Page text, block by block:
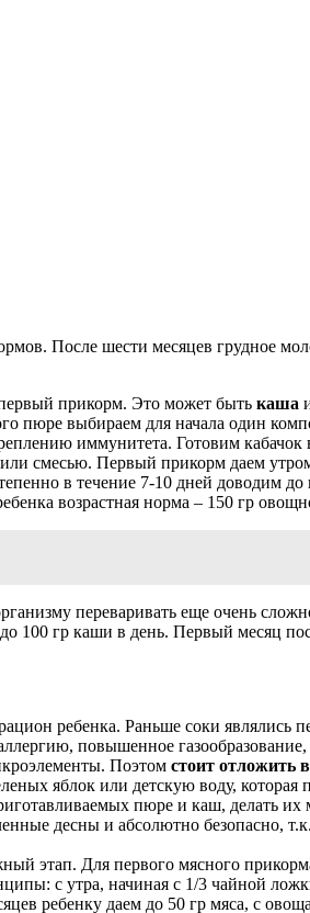
После шести месяцев грудное
прикорм. Это может быть каша
выбираем для начала один
иммунитета. Готовим
смесью. Первый прикорм даем
в течение 7-10 дней доводим до
возрастная норма – 150 гр
переваривать еще очень
100 гр каши в день. Первый месяц
ребенка. Раньше соки
повышенное
Поэтом стоит отложить
яблок или детскую воду, которая
пюре и каш, делать
десны и абсолютно безопасно,
этап. Для первого мясного
с утра, начиная с 1/3 чайной
ребенку даем до 50 гр мяса, с